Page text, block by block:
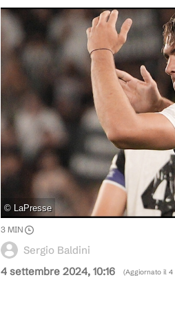
© LaPresse
4 settembre 2024, 10:16 (Aggiornato il 4
Sergio Baldini
3 MIN